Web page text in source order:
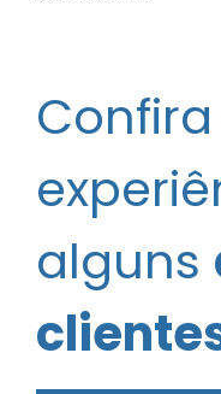
alguns